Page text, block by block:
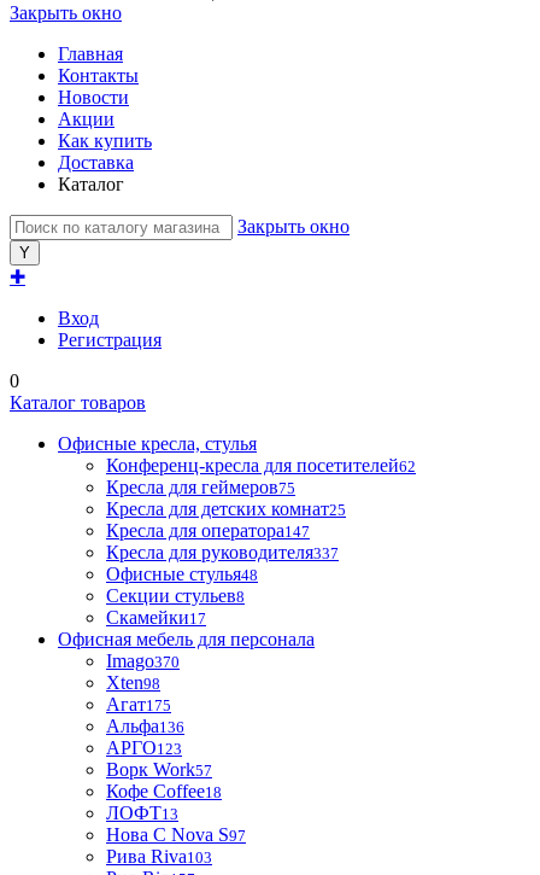
Закрыть окно
Главная
Контакты
Новости
Акции
Как купить
Доставка
Каталог
Закрыть окно
✚
Вход
Регистрация
0
Каталог товаров
Офисные кресла, стулья
Конференц-кресла для посетителей62
Кресла для геймеров75
Кресла для детских комнат25
Кресла для оператора147
Кресла для руководителя337
Офисные стулья48
Секции стульев8
Скамейки17
Офисная мебель для персонала
Imago370
Xten98
Агат175
Альфа136
АРГО123
Ворк Work57
Кофе Coffee18
ЛОФТ13
Нова С Nova S97
Рива Riva103